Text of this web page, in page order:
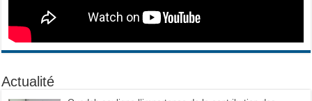
Actualité